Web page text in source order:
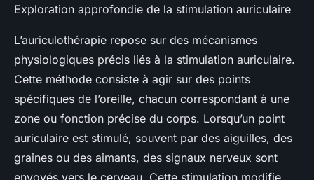
Exploration approfondie de la stimulation auriculaire
L’auriculothérapie repose sur des mécanismes
physiologiques précis liés à la stimulation auriculaire.
Cette méthode consiste à agir sur des points
spécifiques de l’oreille, chacun correspondant à une
zone ou fonction précise du corps. Lorsqu’un point
auriculaire est stimulé, souvent par des aiguilles, des
graines ou des aimants, des signaux nerveux sont